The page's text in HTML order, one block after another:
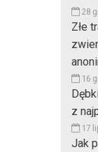
28
Złe
16
z
17
Jak